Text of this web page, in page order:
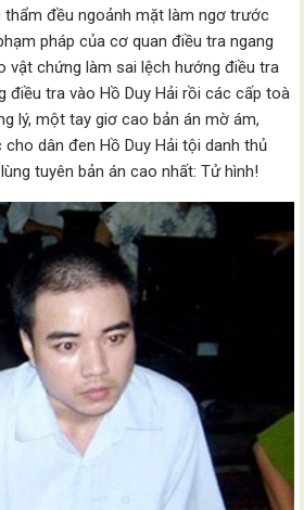
đều ngoảnh mặt làm ngơ trước
pháp của cơ quan điều tra ngang
vật chứng làm sai lệch hướng điều tra
điều tra vào Hồ Duy Hải rồi các cấp toà
lý, một tay giơ cao bản án mờ ám,
dân đen Hồ Duy Hải tội danh thủ
tuyên bản án cao nhất: Tử hình!